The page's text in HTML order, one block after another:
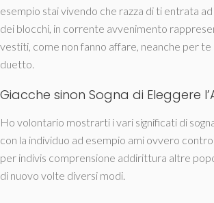
esempio stai vivendo che razza di ti entrata
dei blocchi, in corrente avvenimento
vestiti, come non fanno affare, neanche per te
duetto.
Giacche sinon Sogna di Eleggere
Ho volontario mostrarti i vari significati di
con la individuo ad esempio ami ovvero
per indivis comprensione addirittura altre
di nuovo volte diversi modi.